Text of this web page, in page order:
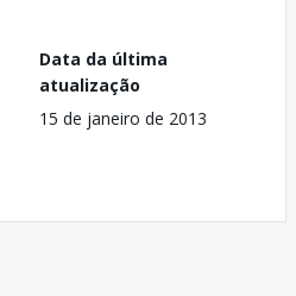
Data da última
atualização
15 de janeiro de 2013